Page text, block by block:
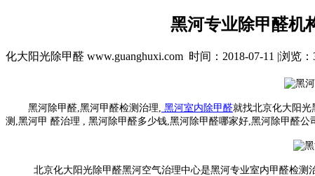
黑河专业除甲醛机
化大阳光除甲醛 www.guanghuxi.com 时间：2018-07-11 |浏览：
黑河除甲醛,黑河甲醛检测治理, 黑河室内除甲醛就找北京化大阳光
测,黑河甲 醛治理 , 黑河除甲醛多少钱,黑河除甲醛哪家好,黑河除甲醛公
北京化大阳光除甲醛黑河空气治理中心是黑河专业室内甲醛检